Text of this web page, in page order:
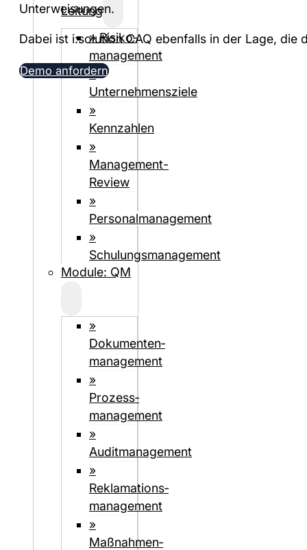
Leitung
» Risiko­
management
»
Unternehmensziele
»
Kennzahlen
»
Management-
Review
»
Personalmanagement
»
Schulungsmanagement
Module: QM
»
Dokumenten­­
management
»
Prozess­
management
»
Auditmanagement
»
Reklamations­
management
»
Maßnahmen­
Unterweisungen.
Dabei ist i:solution CAQ ebenfalls in der Lage,
Demo anfordern